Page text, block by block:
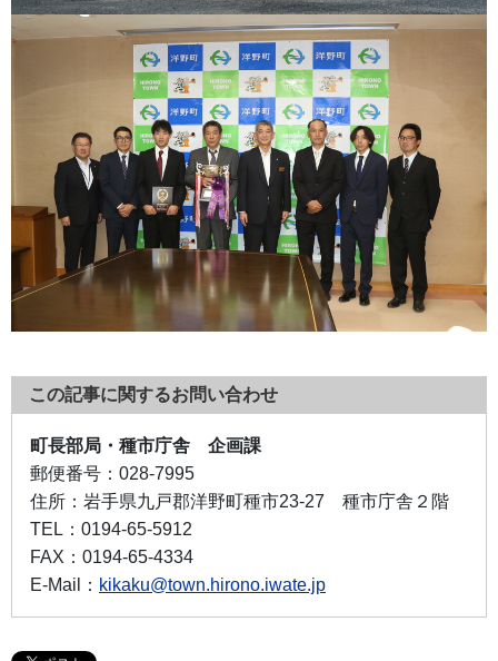
この記事に関するお問い合わせ
町長部局・種市庁舎 企画課
郵便番号： 028-7995
住所： 岩手県九戸郡洋野町種市23-27 種市庁舎２階
TEL： 0194-65-5912
FAX： 0194-65-4334
E-Mail： kikaku@town.hirono.iwate.jp